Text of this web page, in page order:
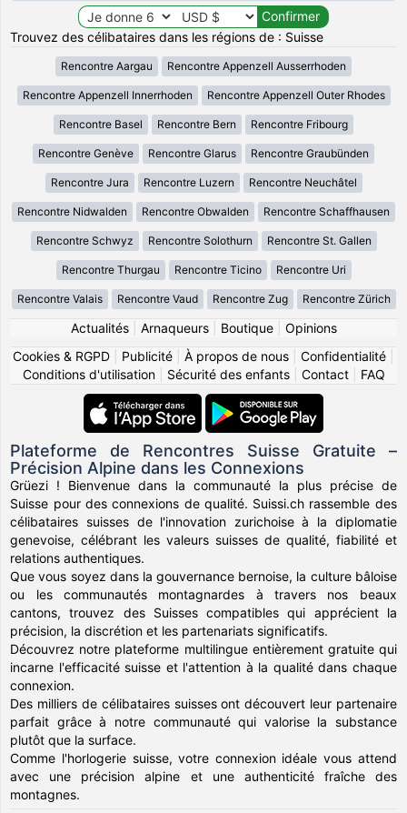
Trouvez des célibataires dans les régions de : Suisse
Rencontre Aargau Rencontre Appenzell Ausserrhoden
Rencontre Appenzell Innerrhoden Rencontre Appenzell Outer Rhodes
Rencontre Basel Rencontre Bern Rencontre Fribourg
Rencontre Genève Rencontre Glarus Rencontre Graubünden
Rencontre Jura Rencontre Luzern Rencontre Neuchâtel
Rencontre Nidwalden Rencontre Obwalden Rencontre Schaffhausen
Rencontre Schwyz Rencontre Solothurn Rencontre St. Gallen
Rencontre Thurgau Rencontre Ticino Rencontre Uri
Rencontre Valais Rencontre Vaud Rencontre Zug Rencontre Zürich
Actualités| Arnaqueurs| Boutique| Opinions
Cookies & RGPD
Publicité À propos de nous Confidentialité
Conditions d'utilisation| Sécurité des enfants| Contact| FAQ
Plateforme de Rencontres Suisse Gratuite –
Précision Alpine dans les Connexions
Grüezi ! Bienvenue dans la communauté la plus précise de
Suisse pour des connexions de qualité. Suissi.ch rassemble des
célibataires suisses de l'innovation zurichoise à la diplomatie
genevoise, célébrant les valeurs suisses de qualité, fiabilité et
relations authentiques.
Que vous soyez dans la gouvernance bernoise, la culture bâloise
ou les communautés montagnardes à travers nos beaux
cantons, trouvez des Suisses compatibles qui apprécient la
précision, la discrétion et les partenariats significatifs.
Découvrez notre plateforme multilingue entièrement gratuite qui
incarne l'efficacité suisse et l'attention à la qualité dans chaque
connexion.
Des milliers de célibataires suisses ont découvert leur partenaire
parfait grâce à notre communauté qui valorise la substance
plutôt que la surface.
Comme l'horlogerie suisse, votre connexion idéale vous attend
avec une précision alpine et une authenticité fraîche des
montagnes.